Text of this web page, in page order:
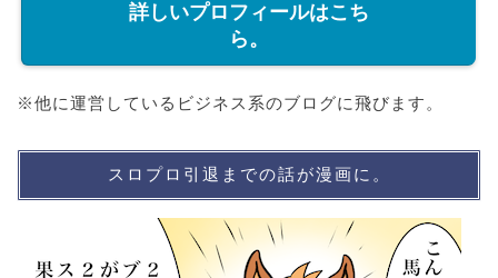
詳しいプロフィールはこち
ら。
※他に運営しているビジネス系のブログに飛びます。
スロプロ引退までの話が漫画に。